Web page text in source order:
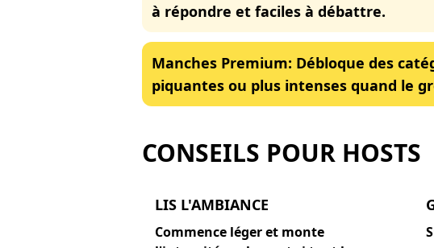
à répondre et faciles à débattre.
Manches Premium: Débloque des
piquantes ou plus intenses quand le
CONSEILS POUR HOSTS
LIS L'AMBIANCE
Commence léger et monte